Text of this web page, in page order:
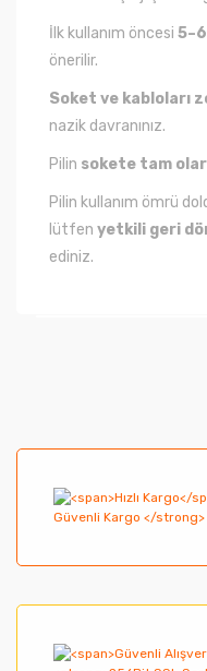
İlk kullanım öncesi
önerilir.
Soket ve kabloları
nazik davranınız.
Pilin sokete tam
Pilin kullanım ömrü
lütfen yetkili geri
ediniz.
Ürün resmi
Bu ürüne benzer